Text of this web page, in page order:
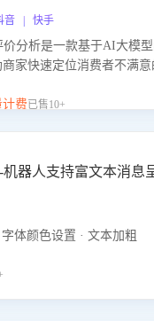
音 | 快手
价分析是一款基于AI大模
家快速定位消费者不满
门原因，明确责任归属，
户满意度和店铺整体服务质
费已售10+
机器人支持富文本消息
体颜色设置 · 文本加粗